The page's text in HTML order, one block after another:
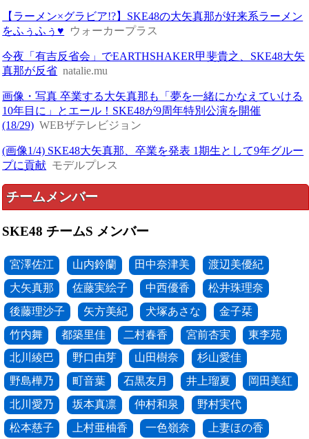
【ラーメン×グラビア!?】SKE48の大矢真那が好来系ラーメン
をふぅふぅ♥
ウォーカープラス
今夜「有吉反省会」でEARTHSHAKER甲斐貴之、SKE48大矢
真那が反省 natalie.mu
画像・写真 卒業する大矢真那も「夢を一緒にかなえていける
10年目に」とエール！SKE48が9周年特別公演を開催
(18/29) WEBザテレビジョン
(画像1/4) SKE48大矢真那、卒業を発表 1期生として9年グルー
プに貢献 モデルプレス
チームメンバー
SKE48 チームS メンバー
宮澤佐江 山内鈴蘭 田中奈津美
渡辺美優紀
大矢真那
佐藤実絵子 中西優香
松井珠理奈
後藤理沙子
矢方美紀 犬塚あさな
金子栞
竹内舞
都築里佳 二村春香 宮前杏実
東李苑
北川綾巴
野口由芽 山田樹奈
杉山愛佳
野島樺乃
町音葉 石黒友月 井上瑠夏
岡田美紅
北川愛乃
坂本真凛 仲村和泉
野村実代
松本慈子
上村亜柚香 一色嶺奈
上妻ほの香